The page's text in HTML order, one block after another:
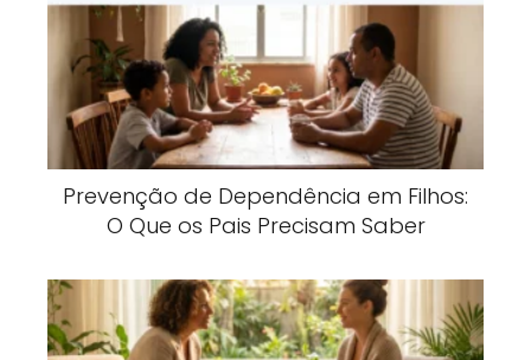
Prevenção de Dependência em Filhos:
O Que os Pais Precisam Saber